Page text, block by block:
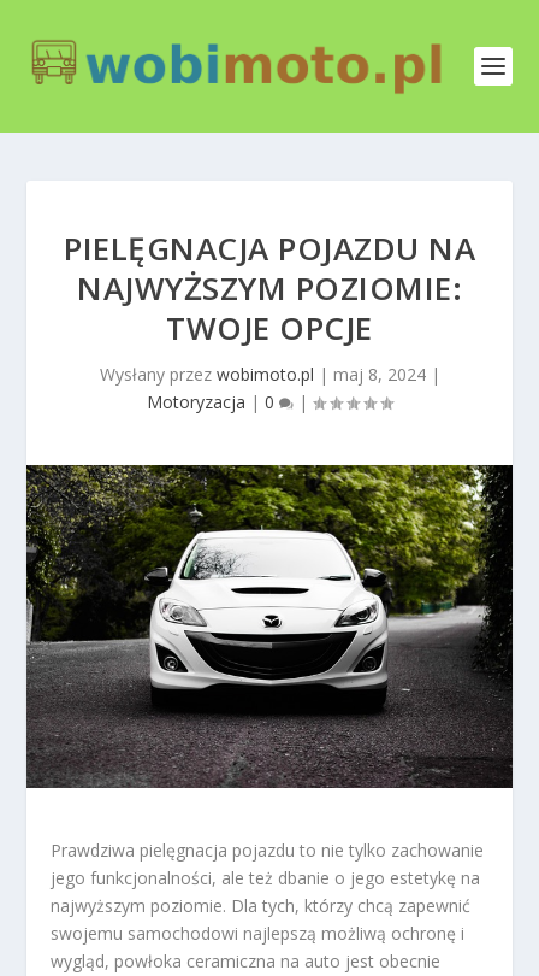
PIELĘGNACJA POJAZDU NA
NAJWYŻSZYM POZIOMIE:
TWOJE OPCJE
Wysłany przez wobimoto.pl | maj 8, 2024|
Motoryzacja | 0 |
Prawdziwa pielęgnacja pojazdu to nie tylko zachowanie
jego funkcjonalności, ale też dbanie o jego estetykę na
najwyższym poziomie. Dla tych, którzy chcą zapewnić
swojemu samochodowi najlepszą możliwą ochronę i
wygląd, powłoka ceramiczna na auto jest obecnie